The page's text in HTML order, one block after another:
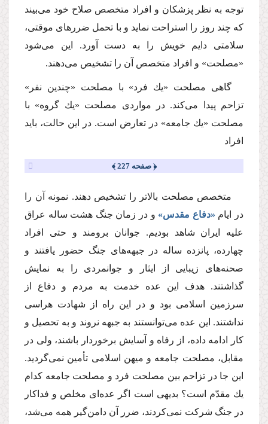
توجه به نظر پزشكان و افراد متخصص صلاح خود مى‌بیند
كه چند روز را استراحت نماید و با تحمل ضررهاى موقتى،
سلامتى دایم خویش را به دست آورد. این مى‌شود
«مصلحت» و افراد متخصص آن را تشخیص مى‌دهند.
گاهى مصلحت «یك فرد» با مصلحت «چندین نفر»
تزاحم پیدا مى‌كند. در مواردى مصلحت «یك گروه» با
مصلحت «یك جامعه» در تعارض است. در این حالت، باید
افراد
﴿ صفحه 227 ﴾
متخصص مصلحت بالاتر را تشخیص دهند. نمونه آن را
در ایام «دفاع مقدس» و در زمان جنگ هشت ساله عراق
علیه ایران شاهد بودیم. جوانان برومند و حتى افراد
چهارده، پانزده ساله در جبهه‌هاى جنگ حضور یافتند و
صحنه‌هاى زیبایى از ایثار و جوانمردى را به نمایش
گذاشتند. هدف این عده خدمت به مردم و دفاع از
سرزمین اسلامى بود و در این راه از شهادت هراسى
نداشتند. این عده مى‌توانستند به جبهه نروند و به تحصیل و
كار ادامه داده، از رفاه و آسایش برخوردار باشند، ولى در
مقابل، مصلحت جامعه و میهن اسلامى تأمین نمى‌گردید.
این جا در تزاحم بین مصلحت فرد و مصلحت جامعه كدام
یك مقدّم است؟ بدیهى است اگر عده‌اى مخلص و فداكار
در جنگ شركت نمى‌كردند، ضرر آن دامن‌گیر همه مى‌شد،